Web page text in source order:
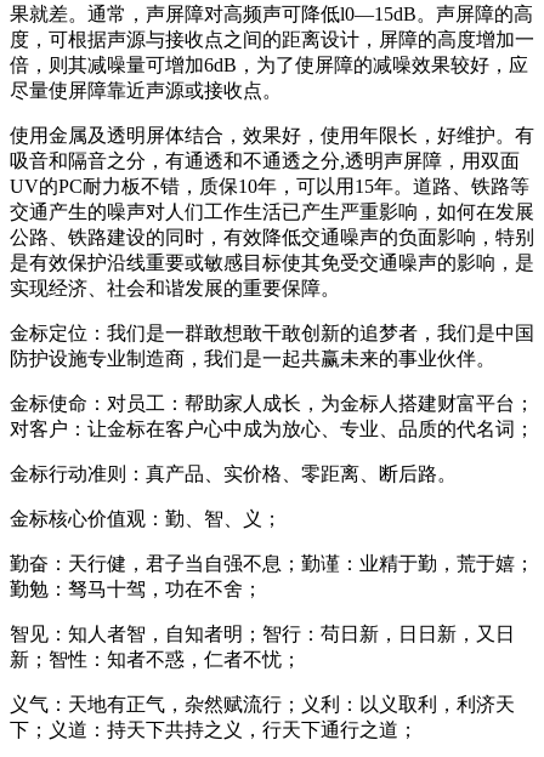
果就差。通常，声屏障对高频声可降低l0—15dB。声屏障的高
度，可根据声源与接收点之间的距离设计，屏障的高度增加一
倍，则其减噪量可增加6dB，为了使屏障的减噪效果较好，应
尽量使屏障靠近声源或接收点。
使用金属及透明屏体结合，效果好，使用年限长，好维护。有
吸音和隔音之分，有通透和不通透之分,透明声屏障，用双面
UV的PC耐力板不错，质保10年，可以用15年。道路、铁路等
交通产生的噪声对人们工作生活已产生严重影响，如何在发展
公路、铁路建设的同时，有效降低交通噪声的负面影响，特别
是有效保护沿线重要或敏感目标使其免受交通噪声的影响，是
实现经济、社会和谐发展的重要保障。
金标定位：我们是一群敢想敢干敢创新的追梦者，我们是中国
防护设施专业制造商，我们是一起共赢未来的事业伙伴。
金标使命：对员工：帮助家人成长，为金标人搭建财富平台；
对客户：让金标在客户心中成为放心、专业、品质的代名词；
金标行动准则：真产品、实价格、零距离、断后路。
金标核心价值观：勤、智、义；
勤奋：天行健，君子当自强不息；勤谨：业精于勤，荒于嬉；
勤勉：驽马十驾，功在不舍；
智见：知人者智，自知者明；智行：苟日新，日日新，又日
新；智性：知者不惑，仁者不忧；
义气：天地有正气，杂然赋流行；义利：以义取利，利济天
下；义道：持天下共持之义，行天下通行之道；